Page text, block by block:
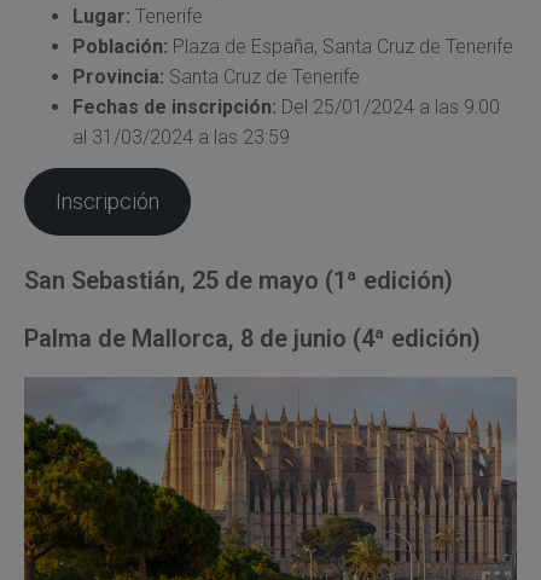
Lugar: Tenerife
Población: Plaza de España, Santa Cruz de Tenerife
Provincia: Santa Cruz de Tenerife
Fechas de inscripción: Del 25/01/2024 a las 9:00
al 31/03/2024 a las 23:59
Inscripción
San Sebastián, 25 de mayo (1ª edición)
Palma de Mallorca, 8 de junio (4ª edición)